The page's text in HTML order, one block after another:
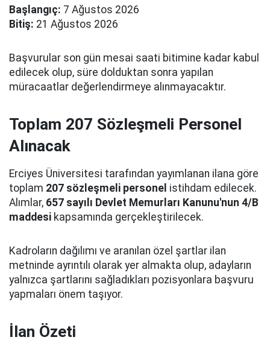
Başlangıç: 7 Ağustos 2026
Bitiş: 21 Ağustos 2026
Başvurular son gün mesai saati bitimine kadar kabul
edilecek olup, süre dolduktan sonra yapılan
müracaatlar değerlendirmeye alınmayacaktır.
Toplam 207 Sözleşmeli Personel
Alınacak
Erciyes Üniversitesi tarafından yayımlanan ilana göre
toplam 207 sözleşmeli personel istihdam edilecek.
Alımlar, 657 sayılı Devlet Memurları Kanunu'nun 4/B
maddesi kapsamında gerçekleştirilecek.
Kadroların dağılımı ve aranılan özel şartlar ilan
metninde ayrıntılı olarak yer almakta olup, adayların
yalnızca şartlarını sağladıkları pozisyonlara başvuru
yapmaları önem taşıyor.
İlan Özeti